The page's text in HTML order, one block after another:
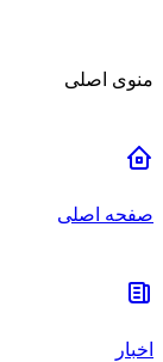
منوی اصلی
صفحه اصلی
اخبار